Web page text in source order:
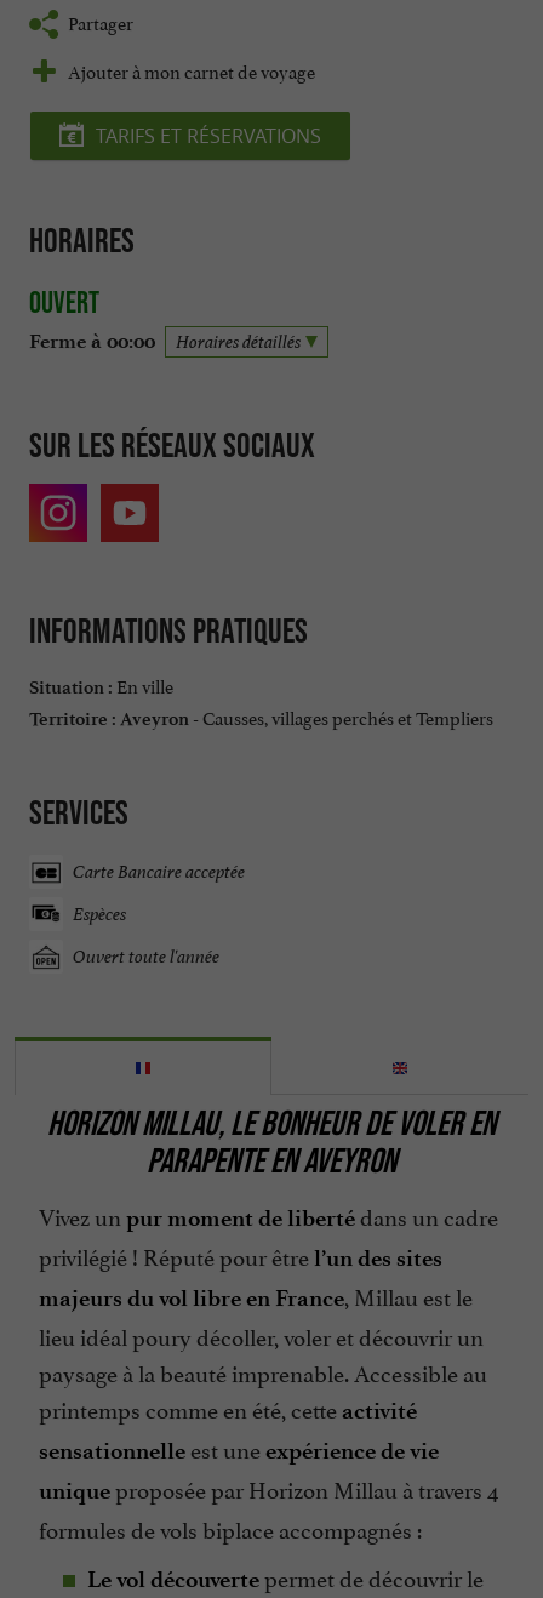
Partager
Ajouter à mon carnet de voyage
TARIFS ET RÉSERVATIONS
Horaires
Ouvert
Ferme à 00:00 Horaires détaillés
Sur les réseaux sociaux
Informations pratiques
Situation : En ville
Territoire : Aveyron - Causses, villages perchés et Templiers
Services
Carte Bancaire acceptée
Espèces
Ouvert toute l'année
HORIZON MILLAU,LE BONHEUR DE VOLER EN
PARAPENTEEN AVEYRON
Vivez un pur moment de libertédans un cadre
privilégié ! Réputé pour êtrel’un des sites
majeurs du vol libre en France, Millau est le
lieu idéal poury décoller, voler et découvrir un
paysage à la beauté imprenable. Accessible au
printemps comme en été, cette activité
sensationnelle est uneexpérience de vie
uniqueproposée par Horizon Millau à travers 4
formules de vols biplace accompagnés :
Le vol découvertepermet de découvrir le